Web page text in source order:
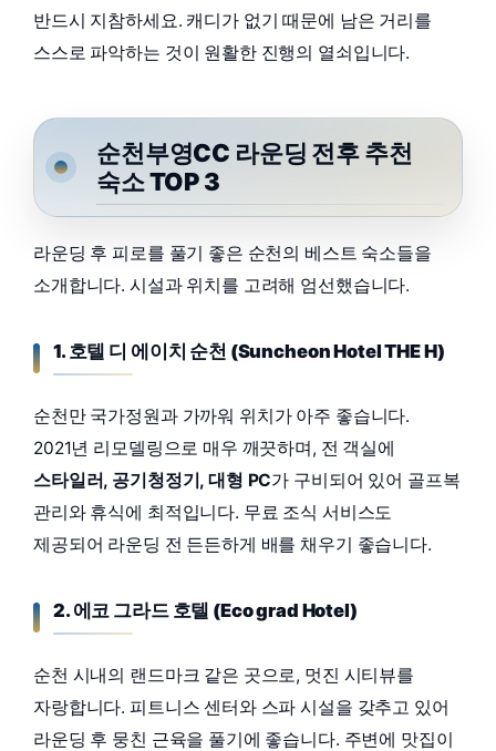
반드시 지참하세요. 캐디가 없기 때문에 남은 거리를
스스로 파악하는 것이 원활한 진행의 열쇠입니다.
순천부영CC 라운딩 전후 추천
숙소 TOP 3
라운딩 후 피로를 풀기 좋은 순천의 베스트 숙소들을
소개합니다. 시설과 위치를 고려해 엄선했습니다.
1. 호텔 디 에이치 순천 (Suncheon Hotel THE H)
순천만 국가정원과 가까워 위치가 아주 좋습니다.
2021년 리모델링으로 매우 깨끗하며, 전 객실에
스타일러, 공기청정기, 대형 PC가 구비되어 있어 골프복
관리와 휴식에 최적입니다. 무료 조식 서비스도
제공되어 라운딩 전 든든하게 배를 채우기 좋습니다.
2. 에코 그라드 호텔 (Eco grad Hotel)
순천 시내의 랜드마크 같은 곳으로, 멋진 시티뷰를
자랑합니다. 피트니스 센터와 스파 시설을 갖추고 있어
라운딩 후 뭉친 근육을 풀기에 좋습니다. 주변에 맛집이